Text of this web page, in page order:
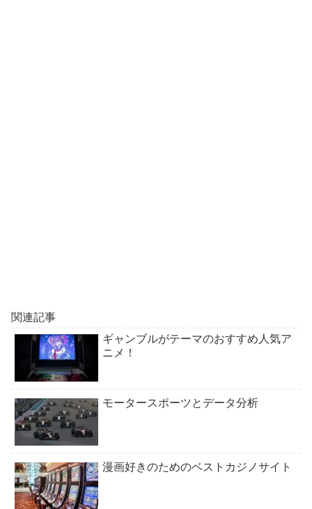
関連記事
ギャンブルがテーマのおすすめ人気ア
ニメ！
モータースポーツとデータ分析
漫画好きのためのベストカジノサイト